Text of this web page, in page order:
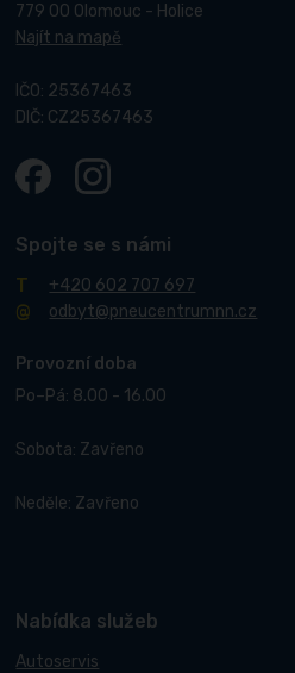
779 00 Olomouc - Holice
Najít na mapě
IČO: 25367463
DIČ: CZ25367463
Spojte se s námi
+420 602 707 697
odbyt@pneucentrumnn.cz
Provozní doba
Po–Pá: 8.00 - 16.00
Sobota: Zavřeno
Neděle: Zavřeno
Nabídka služeb
Autoservis